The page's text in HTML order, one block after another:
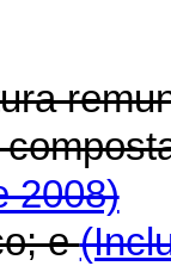
2008)
e